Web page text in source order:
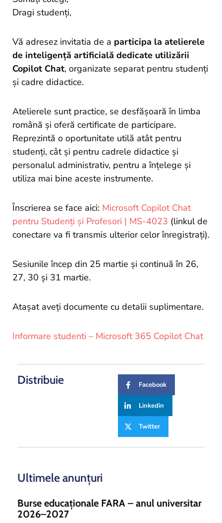
proiecte
Dragi studenți,
Vă adresez invitatia de a participa la atelierele
de inteligență artificială dedicate utilizării
Copilot Chat, organizate separat pentru studenți
și cadre didactice.
Atelierele sunt practice, se desfășoară în limba
română și oferă certificate de participare.
Reprezintă o oportunitate utilă atât pentru
studenți, cât și pentru cadrele didactice și
personalul administrativ, pentru a înțelege și
utiliza mai bine aceste instrumente.
Înscrierea se face aici: Microsoft Copilot Chat
pentru Studenți și Profesori | MS-4023 (linkul de
conectare va fi transmis ulterior celor înregistrați).
Sesiunile încep din 25 martie și continuă în 26,
27, 30 și 31 martie.
Atașat aveți documente cu detalii suplimentare.
Informare studenti – Microsoft 365 Copilot Chat
Distribuie Facebook
Linkedin
Twitter
Ultimele anunțuri
Burse educaționale FARA – anul universitar
2026–2027